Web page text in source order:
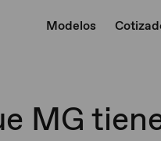
Modelos
MG